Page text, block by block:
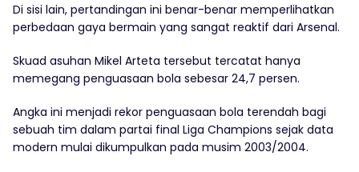
Di sisi lain, pertandingan ini benar-benar memperlihatkan
perbedaan gaya bermain yang sangat reaktif dari Arsenal.
Skuad asuhan Mikel Arteta tersebut tercatat hanya
memegang penguasaan bola sebesar 24,7 persen.
Angka ini menjadi rekor penguasaan bola terendah bagi
sebuah tim dalam partai final Liga Champions sejak data
modern mulai dikumpulkan pada musim 2003/2004.